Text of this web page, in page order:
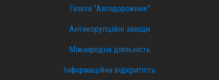
Газета "Автодорожник"
Антикорупційні заходи
Міжнародна діяльність
Інформаційна відкритість